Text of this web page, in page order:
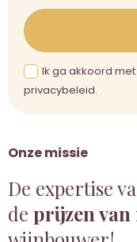
Onze missie
De expertise
de prijzen
Ik ga akkoord
privacybeleid.